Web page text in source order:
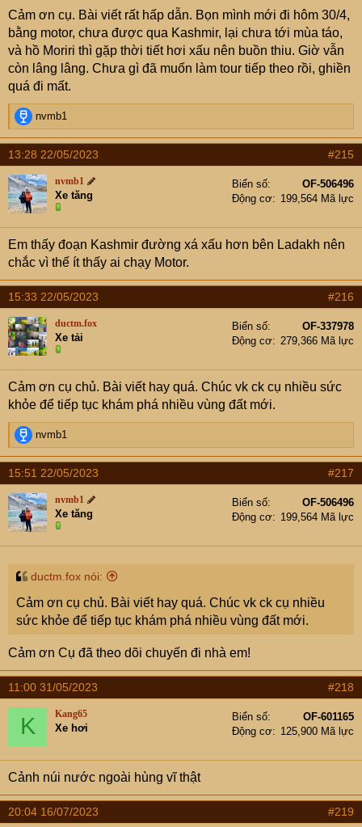
mấy, mấy tấm chụp đồ ăn dính mặt các thành viên khác
nên em không post.
:
Cảm ơn cụ. Bài viết rất hấp dẫn. Bọn mình mới đi hôm 30/4,
bằng motor, chưa được qua Kashmir, lại chưa tới mùa táo,
và hồ Moriri thì gặp thời tiết hơi xấu nên buồn thiu. Giờ vẫn
còn lâng lâng. Chưa gì đã muốn làm tour tiếp theo rồi, ghiền
quá đi mất.
R
e
a
c
t
i
o
n
s
:
nvmb1
13:28 22/05/2023 #215
nvmb1
Xe tăng
Biển số
OF-506496
Động cơ
199,564 Mã lực
Em thấy đoạn Kashmir đường xá xấu hơn bên Ladakh nên
chắc vì thế ít thấy ai chạy Motor.
15:33 22/05/2023 #216
ductm.fox
Xe tải
Biển số
OF-337978
Động cơ
279,366 Mã lực
Cảm ơn cụ chủ. Bài viết hay quá. Chúc vk ck cụ nhiều sức
khỏe để tiếp tục khám phá nhiều vùng đất mới.
R
e
a
c
t
i
o
n
s
nvmb1
15:51 22/05/2023 #217
nvmb1
Xe tăng
Biển số
OF-506496
Động cơ
199,564 Mã lực
ductm.fox nói:
Cảm ơn cụ chủ. Bài viết hay quá. Chúc vk ck cụ nhiều
sức khỏe để tiếp tục khám phá nhiều vùng đất mới.
Cảm ơn Cụ đã theo dõi chuyến đi nhà em!
11:00 31/05/2023 #218
K Kang65
Xe hơi
Biển số
OF-601165
Động cơ
125,900 Mã lực
Cảnh núi nước ngoài hùng vĩ thật
20:04 16/07/2023 #219